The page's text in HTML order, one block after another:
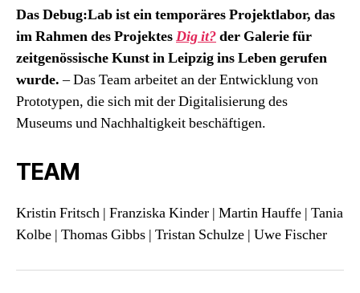
Das Debug:Lab ist ein temporäres Projektlabor, das
im Rahmen des ProjektesDig it?der Galerie für
zeitgenössische Kunst in Leipzig ins Leben gerufen
wurde.– Das Team arbeitet an der Entwicklung von
Prototypen, die sich mit der Digitalisierung des
Museums und Nachhaltigkeit beschäftigen.
TEAM
Kristin Fritsch | Franziska Kinder | Martin Hauffe | Tania
Kolbe | Thomas Gibbs | Tristan Schulze | Uwe Fischer